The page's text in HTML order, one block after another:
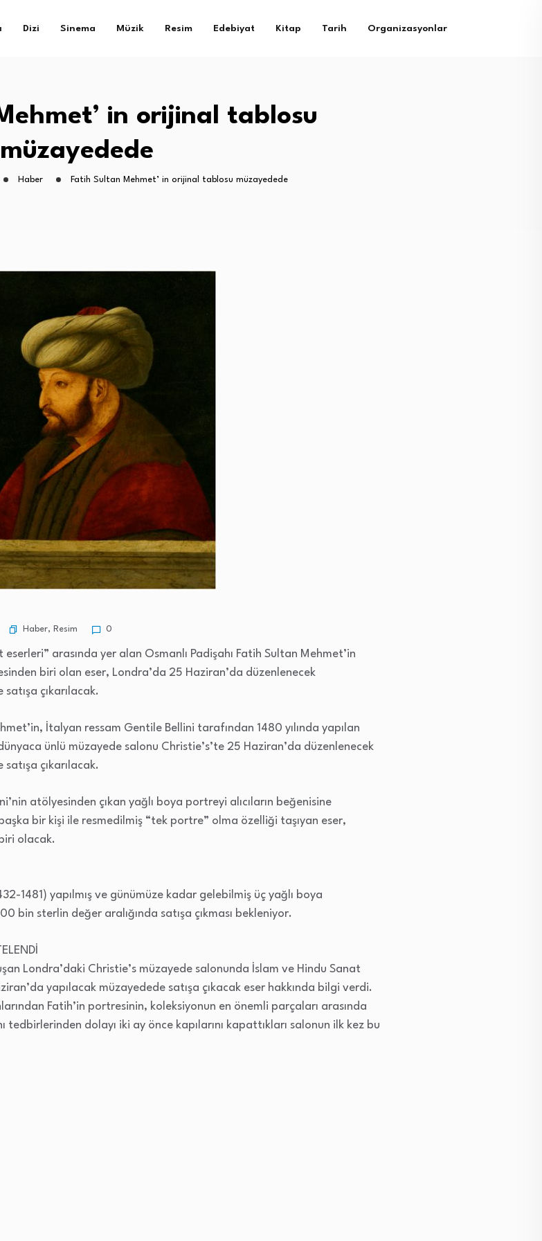
Dizi Sinema Müzik Resim Edebiyat Kitap Tarih Organizasyonlar
in orijinal tablosu
müzayedede
Haber Fatih Sultan Mehmet’ in orijinal tablosu müzayedede
Haber, Resim 0
arasında yer alan Osmanlı Padişahı Fatih Sultan Mehmet’in
biri olan eser, Londra’da 25 Haziran’da düzenlenecek
çıkarılacak.
İtalyan ressam Gentile Bellini tarafından 1480 yılında yapılan
ünlü müzayede salonu Christie’s’te 25 Haziran’da düzenlenecek
çıkarılacak.
atölyesinden çıkan yağlı boya portreyi alıcıların beğenisine
bir kişi ile resmedilmiş “tek portre” olma özelliği taşıyan eser,
olacak.
1481) yapılmış ve günümüze kadar gelebilmiş üç yağlı boya
sterlin değer aralığında satışa çıkması bekleniyor.
Londra’daki Christie’s müzayede salonunda İslam ve Hindu Sanat
yapılacak müzayedede satışa çıkacak eser hakkında bilgi verdi.
Fatih’in portresinin, koleksiyonun en önemli parçaları arasında
dolayı iki ay önce kapılarını kapattıkları salonun ilk kez bu